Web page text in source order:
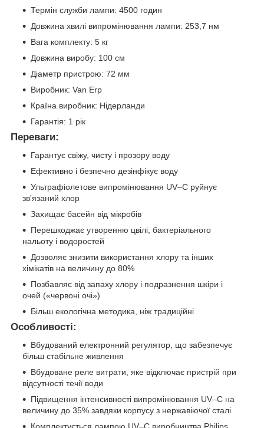
Термін служби лампи: 4500 годин
Довжина хвилі випромінювання лампи: 253,7 нм
Вага комплекту: 5 кг
Довжина виробу: 100 см
Діаметр пристрою: 72 мм
Виробник: Van Erp
Країна виробник: Нідерланди
Гарантія: 1 рік
Переваги:
Гарантує свіжу, чисту і прозору воду
Ефективно і безпечно дезінфікує воду
Ультрафіолетове випромінювання UV–C руйнує
зв'язаний хлор
Захищає басейн від мікробів
Перешкоджає утворенню цвілі, бактеріального
нальоту і водоростей
Дозволяє знизити використання хлору та інших
хімікатів на величину до 80%
Позбавляє від запаху хлору і подразнення шкіри і
очей («червоні очі»)
Більш екологічна методика, ніж традиційні
Особливості:
Вбудований електронний регулятор, що забезпечує
більш стабільне живлення
Вбудоване реле витрати, яке відключає пристрій при
відсутності течії води
Підвищення інтенсивності випромінювання UV–C на
величину до 35% завдяки корпусу з нержавіючої сталі
Комплектується лампою UV–C виробництва Philips